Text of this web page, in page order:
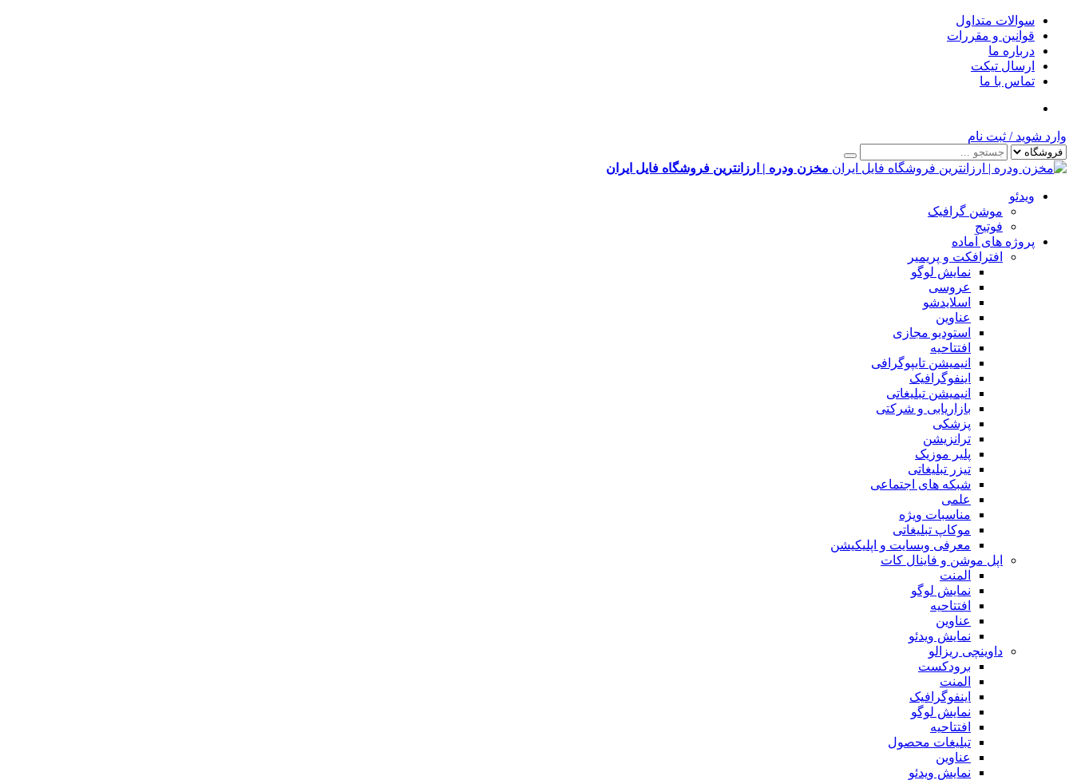
سوالات متداول
قوانین و مقررات
درباره ما
ارسال تیکت
تماس با ما
وارد شوید / ثبت نام
مخزن ودره | ارزانترین فروشگاه فایل ایران
ویدئو
موشن گرافیک
فوتیج
پروژه های آماده
افترافکت و پریمیر
نمایش لوگو
عروسی
اسلایدشو
عناوین
استودیو مجازی
افتتاحیه
انیمیشن تایپوگرافی
اینفوگرافیک
انیمیشن تبلیغاتی
بازاریابی و شرکتی
پزشکی
ترانزیشن
پلیر موزیک
تیزر تبلیغاتی
شبکه های اجتماعی
علمی
مناسبات ویژه
موکاپ تبلیغاتی
معرفی وبسایت و اپلیکیشن
اپل موشن و فاینال کات
المنت
نمایش لوگو
افتتاحیه
عناوین
نمایش ویدئو
داوینچی ریزالو
برودکست
المنت
اینفوگرافیک
نمایش لوگو
افتتاحیه
تبلیغات محصول
عناوین
نمایش ویدئو